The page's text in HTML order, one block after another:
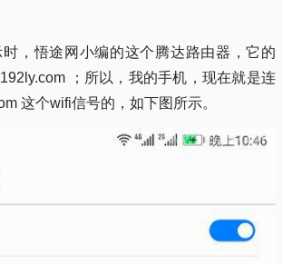
，悟途网小编的这个腾达路由器，它的
；所以，我的手机，现在就是连
这个wifi信号的，如下图所示。